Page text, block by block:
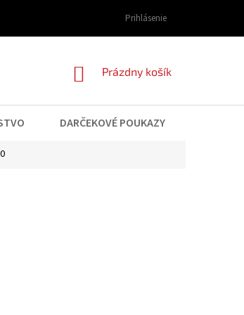
OBCHODNÉ PODMIENKY PODMIENKY
Prihlásenie
NÁKUPNÝ
Prázdny košík
DARČEKOVÉ POUKAZY